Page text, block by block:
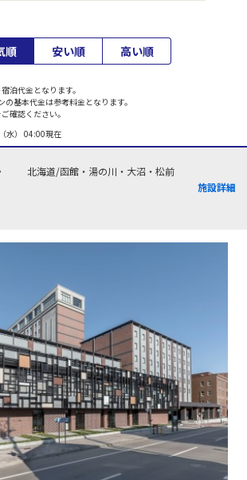
順 安い順 高い順
泊代金となります。
基本代金は参考料金となります。
確認ください。
水） 04:00現在
北海道/函館・湯の川・大沼・松前
施設詳細